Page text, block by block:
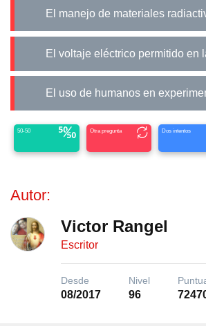
El manejo de materiales
El voltaje eléctrico permitido en
El uso de humanos en
50-50 Otra pregunta Dos intentos
Autor:
Victor Rangel
Escritor
Desde
08/2017
Nivel
96